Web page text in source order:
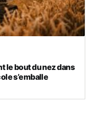
le bout du nez dans
s’emballe